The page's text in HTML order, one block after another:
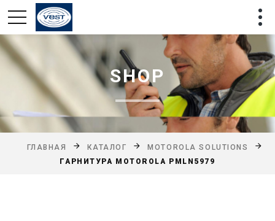
SHOP
ГЛАВНАЯ КАТАЛОГ
MOTOROLA SOLUTIONS
ГАРНИТУРА MOTOROLA PMLN5979